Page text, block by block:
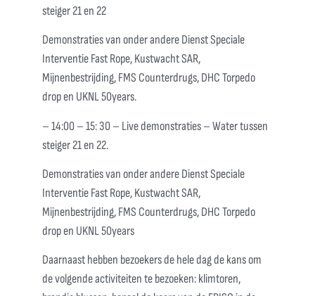
steiger 21 en 22
Demonstraties van onder andere Dienst Speciale
Interventie Fast Rope, Kustwacht SAR,
Mijnenbestrijding, FMS Counterdrugs, DHC Torpedo
drop en UKNL 50years.
– 14:00 – 15: 30 – Live demonstraties – Water tussen
steiger 21 en 22.
Demonstraties van onder andere Dienst Speciale
Interventie Fast Rope, Kustwacht SAR,
Mijnenbestrijding, FMS Counterdrugs, DHC Torpedo
drop en UKNL 50years
Daarnaast hebben bezoekers de hele dag de kans om
de volgende activiteiten te bezoeken: klimtoren,